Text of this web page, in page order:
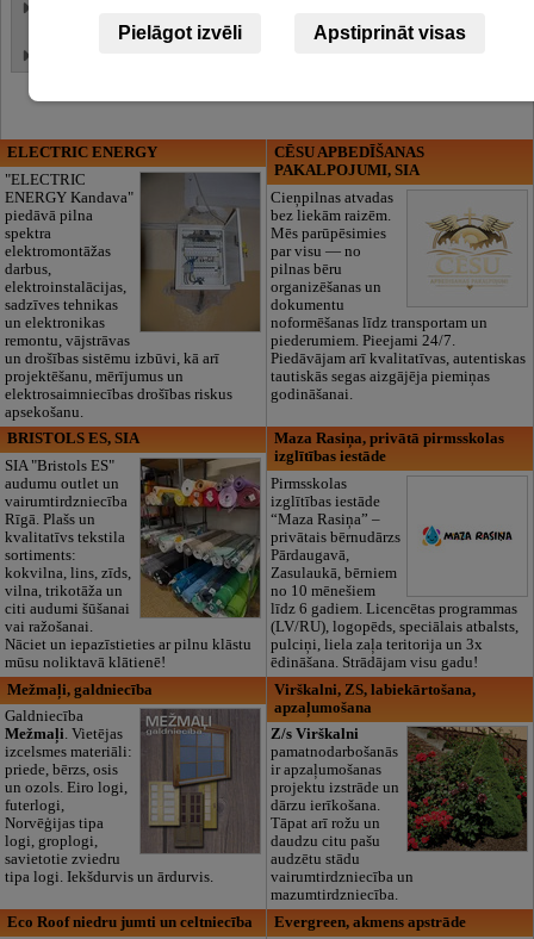
vairāk
ELECTRIC ENERGY
"ELECTRIC
ENERGY Kandava"
piedāvā pilna
spektra
elektromontāžas
darbus,
elektroinstalācijas,
sadzīves tehnikas
un elektronikas
remontu, vājstrāvas
un drošības sistēmu izbūvi, kā arī
projektēšanu, mērījumus un
elektrosaimniecības drošības riskus
apsekošanu.
CĒSU APBEDĪŠANAS
PAKALPOJUMI, SIA
Cieņpilnas atvadas
bez liekām raizēm.
Mēs parūpēsimies
par visu — no
pilnas bēru
organizēšanas un
dokumentu
noformēšanas līdz transportam un
piederumiem. Pieejami 24/7.
Piedāvājam arī kvalitatīvas, autentiskas
tautiskās segas aizgājēja piemiņas
godināšanai.
BRISTOLS ES, SIA
SIA "Bristols ES"
audumu outlet un
vairumtirdzniecība
Rīgā. Plašs un
kvalitatīvs tekstila
sortiments:
kokvilna, lins, zīds,
vilna, trikotāža un
citi audumi šūšanai
vai ražošanai.
Nāciet un iepazīstieties ar pilnu klāstu
mūsu noliktavā klātienē!
Maza Rasiņa, privātā pirmsskolas
izglītības iestāde
Pirmsskolas
izglītības iestāde
“Maza Rasiņa” –
privātais bērnudārzs
Pārdaugavā,
Zasulaukā, bērniem
no 10 mēnešiem
līdz 6 gadiem. Licencētas programmas
(LV/RU), logopēds, speciālais atbalsts,
pulciņi, liela zaļa teritorija un 3x
ēdināšana. Strādājam visu gadu!
Mežmaļi, galdniecība
Galdniecība
Mežmaļi. Vietējas
izcelsmes materiāli:
priede, bērzs, osis
un ozols. Eiro logi,
futerlogi,
Norvēģijas tipa
logi, groplogi,
savietotie zviedru
tipa logi. Iekšdurvis un ārdurvis.
Virškalni, ZS, labiekārtošana,
apzaļumošana
Z/s Virškalni
pamatnodarbošanās
ir apzaļumošanas
projektu izstrāde un
dārzu ierīkošana.
Tāpat arī rožu un
daudzu citu pašu
audzētu stādu
vairumtirdzniecība un
mazumtirdzniecība.
Eco Roof niedru jumti un celtniecība
Evergreen, akmens apstrāde
Pielāgot izvēli Apstiprināt visas